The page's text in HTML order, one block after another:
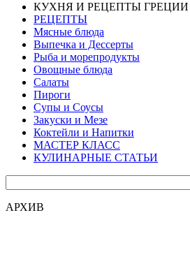
КУХНЯ И РЕЦЕПТЫ ГРЕЦИИ
РЕЦЕПТЫ
Мясные блюда
Выпечка и Дессерты
Рыба и морепродукты
Овощные блюда
Салаты
Пироги
Супы и Соусы
Закуски и Мезе
Коктейли и Напитки
МАСТЕР КЛАСС
КУЛИНАРНЫЕ СТАТЬИ
АРХИВ